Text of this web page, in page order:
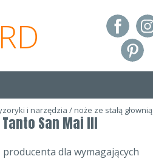
i narzędzia /noże ze stałą głownią
San Mai III
dla wymagających